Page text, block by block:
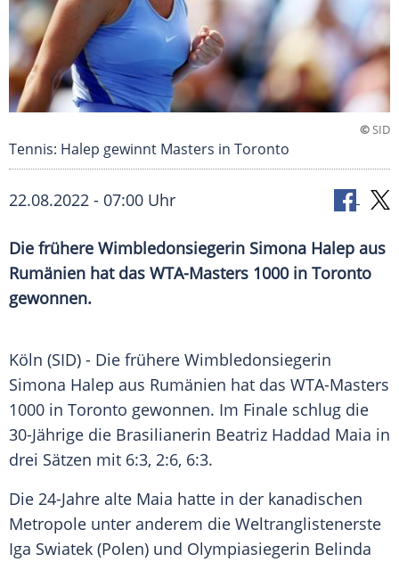
©SID
Tennis: Halep gewinnt Masters in Toronto
22.08.2022 - 07:00 Uhr
Die frühere Wimbledonsiegerin Simona Halep aus
Rumänien hat das WTA-Masters 1000 in Toronto
gewonnen.
Köln (SID) - Die frühere Wimbledonsiegerin
Simona Halep aus Rumänien hat das WTA-Masters
1000 in Toronto gewonnen. Im Finale schlug die
30-Jährige die Brasilianerin Beatriz Haddad Maia in
drei Sätzen mit 6:3, 2:6, 6:3.
Die 24-Jahre alte Maia hatte in der kanadischen
Metropole unter anderem die Weltranglistenerste
Iga Swiatek (Polen) und Olympiasiegerin Belinda